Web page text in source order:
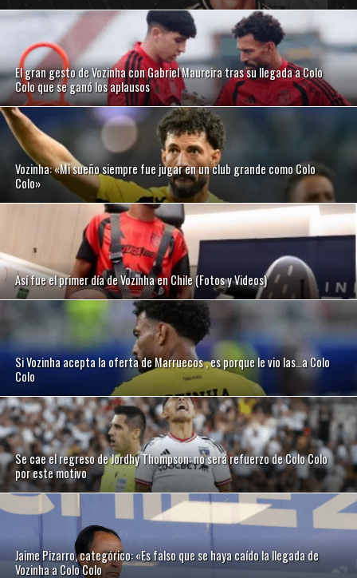
El gran gesto de Vozinha con Gabriel Maureira tras su llegada a Colo
Colo que se ganó los aplausos
Vozinha: «Mi sueño siempre fue jugar en un club grande como Colo
Colo»
Así fue el primer día de Vozinha en Chile (Fotos y Videos)
Si Vozinha acepta la oferta de Marruecos , es porque le vio las…a Colo
Colo
Se cae el regreso de Jordhy Thompson: no será refuerzo de Colo Colo
por este motivo
Jaime Pizarro, categórico: «Es falso que se haya caído la llegada de
Vozinha a Colo Colo